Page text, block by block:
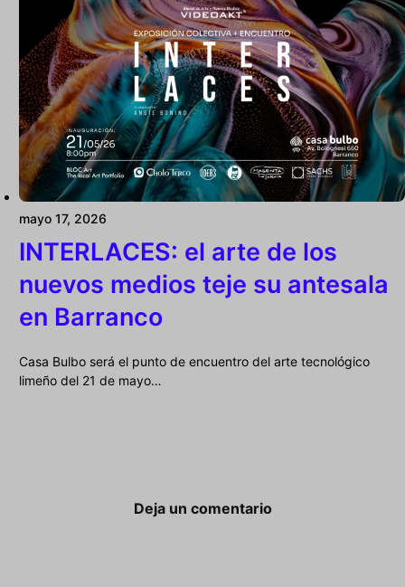
mayo 17, 2026
INTERLACES: el arte de los
nuevos medios teje su antesala
en Barranco
Casa Bulbo será el punto de encuentro del arte tecnológico
limeño del 21 de mayo…
Deja un comentario